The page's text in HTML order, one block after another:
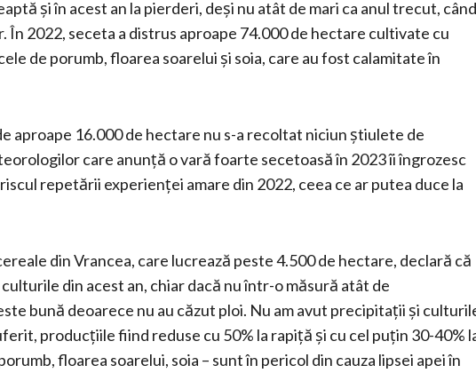
și în acest an la pierderi, deși nu atât de mari ca anul trecut, când
2022, seceta a distrus aproape 74.000 de hectare cultivate cu
de porumb, floarea soarelui și soia, care au fost calamitate în
aproape 16.000 de hectare nu s-a recoltat niciun știulete de
care anunță o vară foarte secetoasă în 2023 îi îngrozesc
repetării experienței amare din 2022, ceea ce ar putea duce la
din Vrancea, care lucrează peste 4.500 de hectare, declară că
din acest an, chiar dacă nu într-o măsură atât de
bună deoarece nu au căzut ploi. Nu am avut precipitații și
producțiile fiind reduse cu 50% la rapiță și cu cel puțin 30-40%
floarea soarelui, soia – sunt în pericol din cauza lipsei apei în